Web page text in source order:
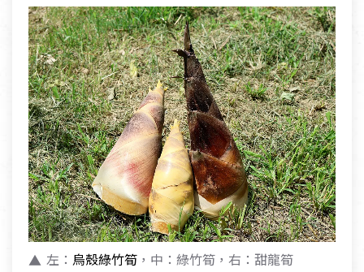
左： 烏殼綠竹筍 ，中：綠竹筍，右：甜龍筍